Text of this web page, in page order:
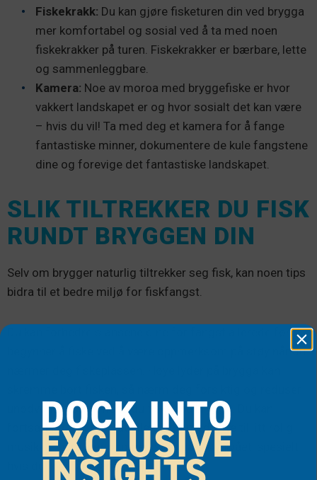
Fiskekrakk: Du kan gjøre fisketuren din ved brygga
mer komfortabel og sosial ved å ta med noen
fiskekrakker på turen. Fiskekrakker er bærbare, lette
og sammenleggbare.
Kamera: Noe av moroa med bryggefiske er hvor
vakkert landskapet er og hvor sosialt det kan være
– hvis du vil! Ta med deg et kamera for å fange
fantastiske minner, dokumentere de kule fangstene
dine og forevige det fantastiske landskapet.
SLIK TILTREKKER DU FISK
RUNDT BRYGGEN DIN
Selv om brygger naturlig tiltrekker seg fisk, kan noen tips
bidra til et bedre miljø for fiskfangst.
Du kan forbedre sjansene dine for fangst allerede før du
begynner å fiske ved å være oppmerksom på støy når du
unødvendig støy mens du fisker på brygga. Du kan
fortsatt ha en god prat eller til og med lytte til litt rolig
musikk – bare vær oppmerksom på støynivået, spesielt
hvis du ikke får mange napp.
DOCK INTO
EXCLUSIVE